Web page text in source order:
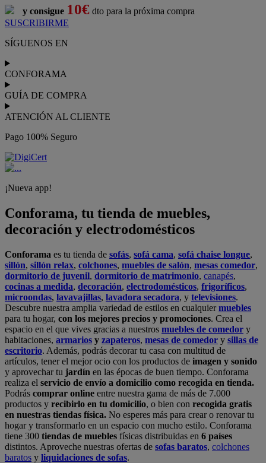
y consigue 10€ dto para la próxima compra
SUSCRIBIRME
SÍGUENOS EN
CONFORAMA
GUÍA DE COMPRA
ATENCIÓN AL CLIENTE
Pago 100% Seguro
¡Nueva app!
Conforama, tu tienda de muebles,
decoración y electrodomésticos
Conforama es tu tienda de sofás, sofá cama, sofá chaise longue,
sillón, sillón relax, colchones, muebles de salón, mesas comedor,
dormitorio de juvenil, dormitorio de matrimonio, canapés,
cocinas a medida, decoración, electrodomésticos, frigoríficos,
microondas, lavavajillas, lavadora secadora, y televisiones.
Descubre nuestra amplia variedad de estilos en cualquiermuebles
para tu hogar, con los mejores precios y promociones. Crea el
espacio en el que vives gracias a nuestros muebles de comedor y
habitaciones, armarios y zapateros, mesas de comedor y sillas de
escritorio. Además, podrás decorar tu casa con multitud de
artículos, tener el mejor ocio con los productos de imagen y sonido
y aprovechar tu jardín en las épocas de buen tiempo. Conforama
realiza el servicio de envío a domicilio como recogida en tienda.
Podrás comprar online entre nuestra gama de más de 7.000
productos y recibirlo en tu domicilio, o bien con recogida gratis
en nuestras tiendas física. No esperes más para crear o renovar tu
hogar y transformarlo en un espacio con mucho estilo. Conforama
tiene 300 tiendas de muebles físicas distribuidas en 6 países
distintos. Aproveche nuestras ofertas de sofas baratos, colchones
baratos y liquidaciones de sofas.